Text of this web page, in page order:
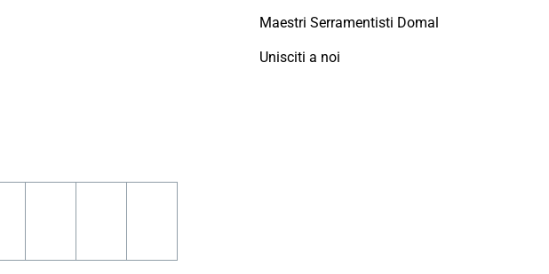
Maestri Serramentisti Domal
Unisciti a noi